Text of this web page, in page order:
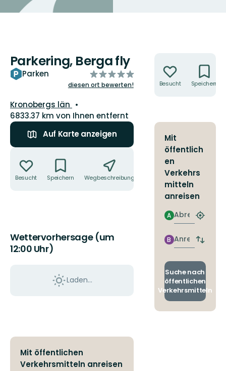
Parkering, Berga fly
Parken
von
5
diesen ort bewerten!
Landkreis:
Kronobergs län
6833.37 km von Ihnen entfernt
Auf Karte anzeigen
Besucht Speichern Wegbeschreibung
Wettervorhersage (um
12:00 Uhr)
Laden...
Mit öffentlichen
Verkehrsmitteln anreisen
Besucht Speichern
Mit
öffentlich
en
Verkehrs
mitteln
anreisen
Abreise
A
finden
Anreise
B
Suche nach
öffentlichen
Verkehrsmitteln